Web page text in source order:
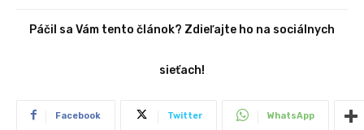
Páčil sa Vám tento článok? Zdieľajte ho na sociálnych
sieťach!
Facebook Twitter WhatsApp